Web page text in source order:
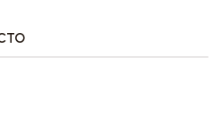
pérdida y